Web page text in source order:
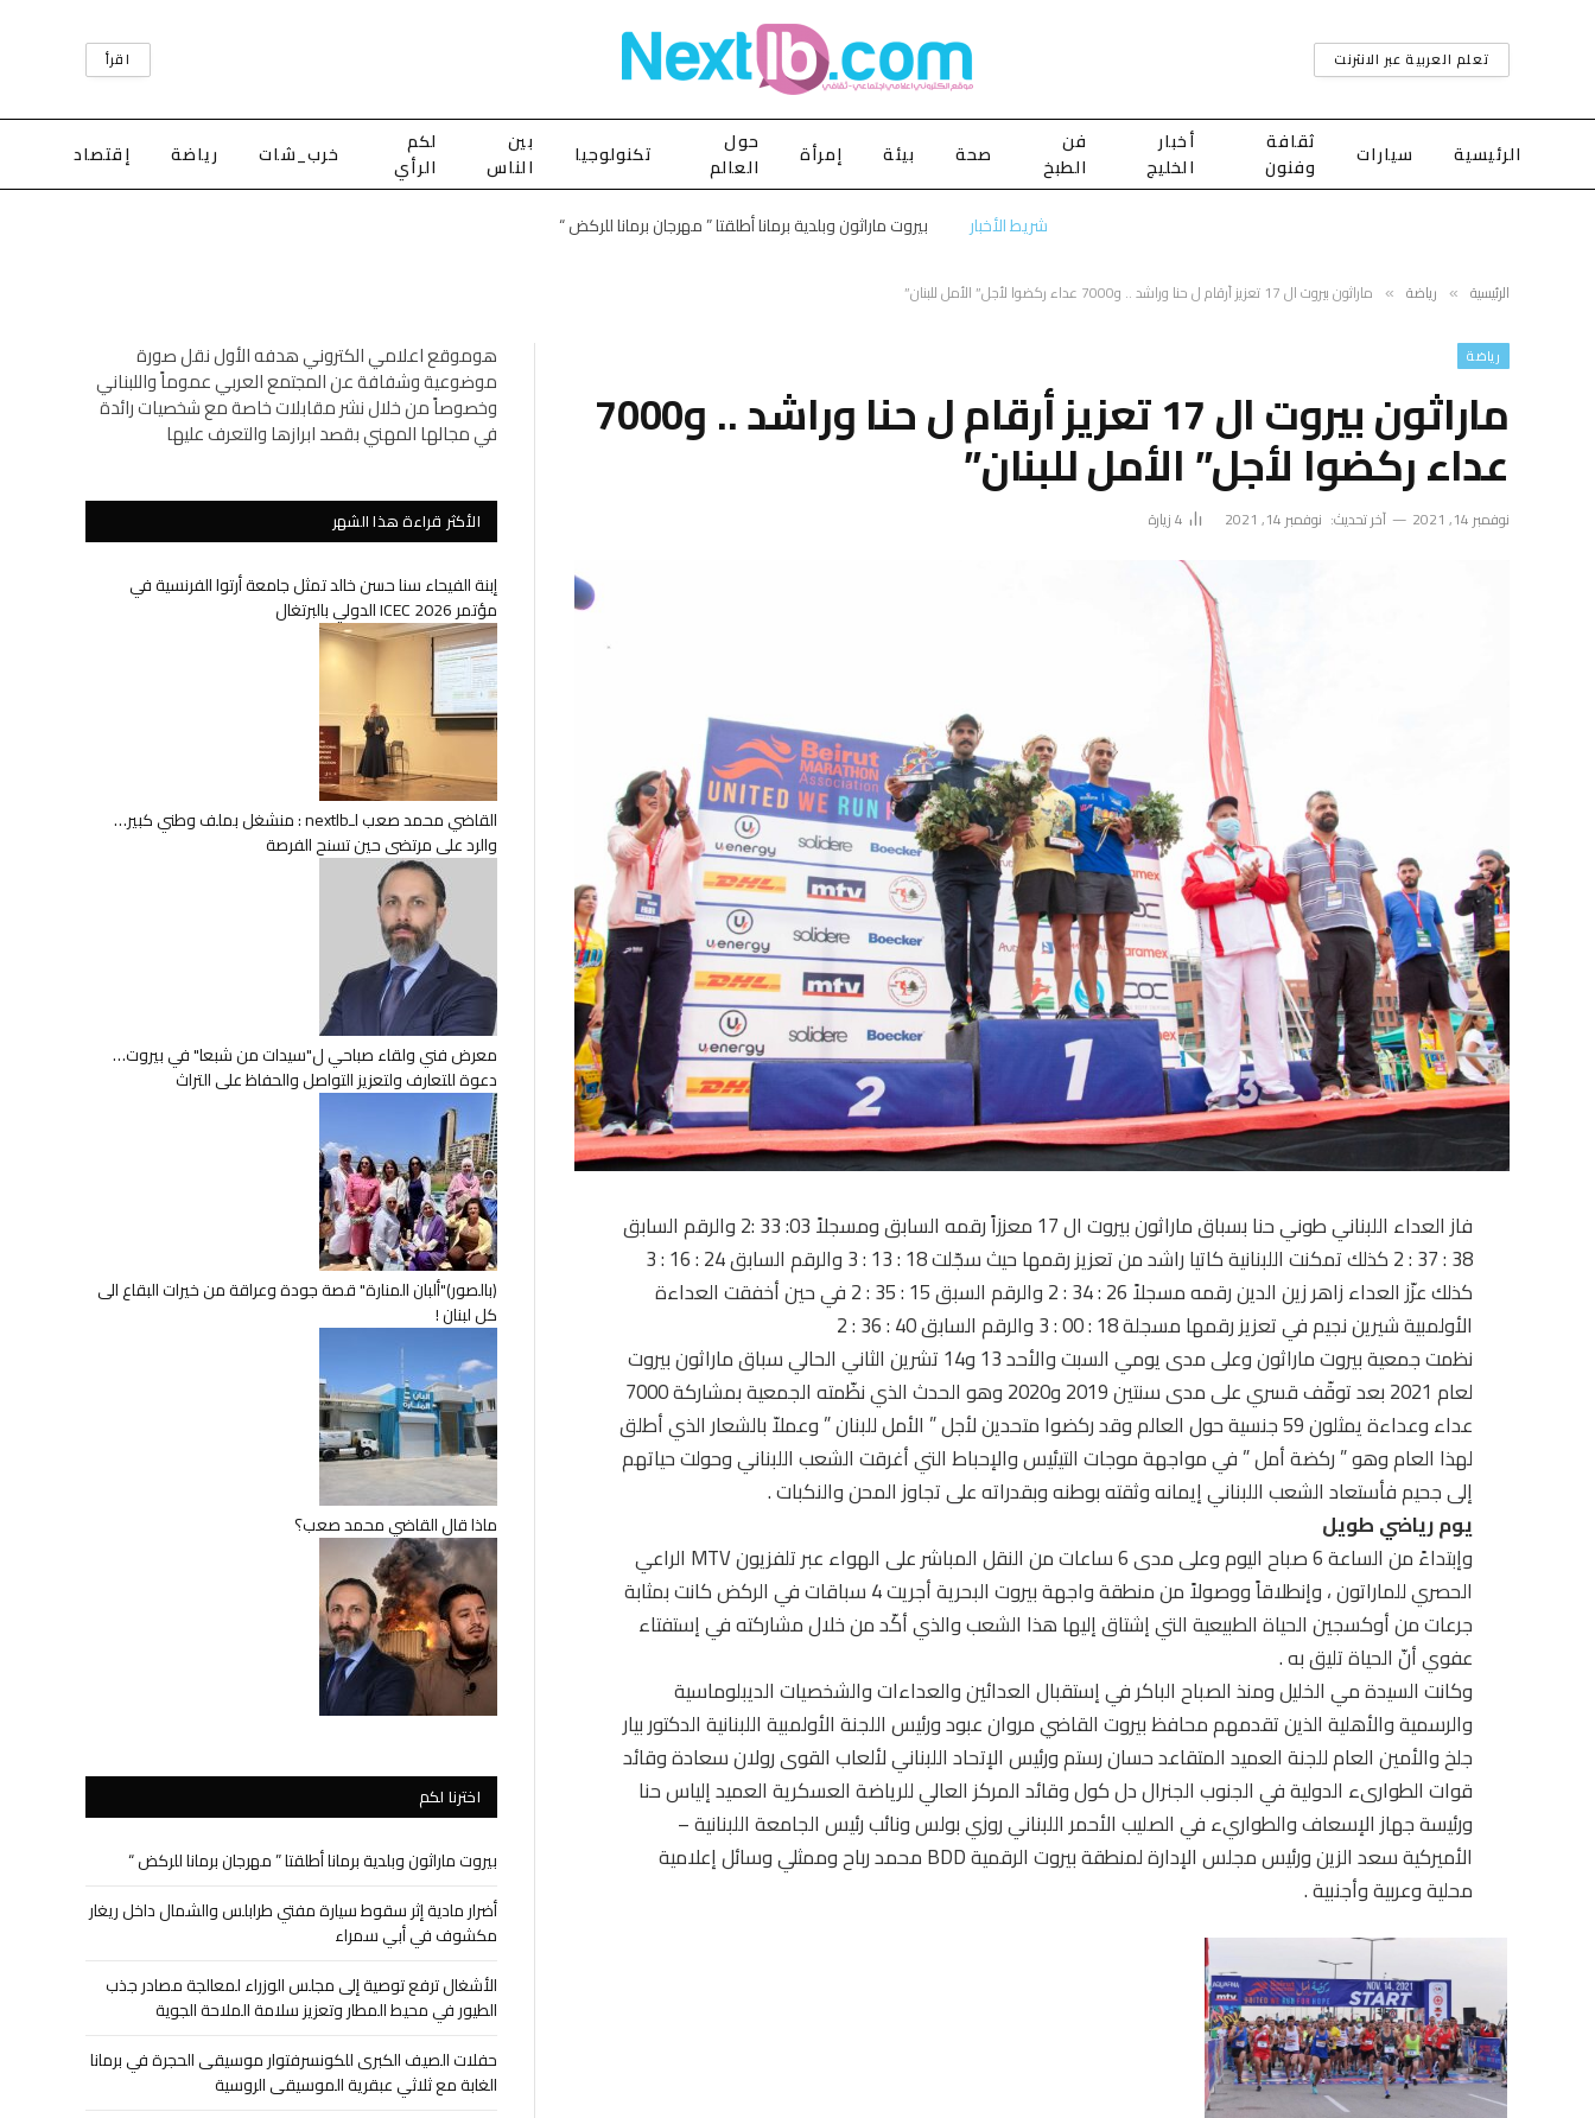
تعلم العربية عبر الانترنت اقرأ
الرئيسية سيارات
ثقافة
وفنون
أخبار
الخليج
فن
الطبخ
صحة بيئة إمرأة
حول
العالم
تكنولوجيا
بين
الناس
لكم
الرأي
خرب_شات رياضة إقتصاد
شريط الأخبار بيروت ماراثون وبلدية برمانا أطلقتا ” مهرجان برمانا للركض “
الرئيسية » رياضة » ماراثون بيروت ال 17 تعزيز أرقام ل حنا وراشد .. و7000 عداء ركضوا لأجل” الأمل للبنان”
رياضة
ماراثون بيروت ال 17 تعزيز أرقام ل حنا وراشد .. و7000
عداء ركضوا لأجل” الأمل للبنان”
نوفمبر 14, 2021 آخر تحديث: نوفمبر 14, 2021 4زيارة
فاز العداء اللبناني طوني حنا بسباق ماراثون بيروت ال 17 معززاً رقمه السابق ومسجلاً 03: 33 :2 والرقم السابق
38 : 37 : 2 كذلك تمكنت اللبنانية كاتيا راشد من تعزيز رقمها حيث سجّلت 18 : 13 : 3 والرقم السابق 24 : 16 : 3
كذلك عزّز العداء زاهر زين الدين رقمه مسجلاً 26 : 34 : 2 والرقم السبق 15 : 35 : 2 في حين أخفقت العداءة
الأولمبية شيرين نجيم في تعزيز رقمها مسجلة 18 : 00 : 3 والرقم السابق 40 : 36 : 2
نظمت جمعية بيروت ماراثون وعلى مدى يومي السبت والأحد 13 و14 تشرين الثاني الحالي سباق ماراثون بيروت
لعام 2021 بعد توقّف قسري على مدى سنتين 2019 و2020 وهو الحدث الذي نظّمته الجمعية بمشاركة 7000
عداء وعداءة يمثلون 59 جنسية حول العالم وقد ركضوا متحدين لأجل ” الأمل للبنان ” وعملاّ بالشعار الذي أطلق
لهذا العام وهو ” ركضة أمل ” في مواجهة موجات التيئيس والإحباط التي أغرقت الشعب اللبناني وحولت حياتهم
إلى جحيم فأستعاد الشعب اللبناني إيمانه وثقته بوطنه وبقدراته على تجاوز المحن والنكبات .
يوم رياضي طويل
وإبتداءً من الساعة 6 صباح اليوم وعلى مدى 6 ساعات من النقل المباشر على الهواء عبر تلفزيون MTV الراعي
الحصري للماراتون ، وإنطلاقاً ووصولاً من منطقة واجهة بيروت البحرية أجريت 4 سباقات في الركض كانت بمثابة
جرعات من أوكسجين الحياة الطبيعية التي إشتاق إليها هذا الشعب والذي أكّد من خلال مشاركته في إستفتاء
عفوي أنّ الحياة تليق به .
وكانت السيدة مي الخليل ومنذ الصباح الباكر في إستقبال العدائين والعداءات والشخصيات الديبلوماسية
والرسمية والأهلية الذين تقدمهم محافظ بيروت القاضي مروان عبود ورئيس اللجنة الأولمبية اللبنانية الدكتور بيار
جلخ والأمين العام للجنة العميد المتقاعد حسان رستم ورئيس الإتحاد اللبناني لألعاب القوى رولان سعادة وقائد
قوات الطوارىء الدولية في الجنوب الجنرال دل كول وقائد المركز العالي للرياضة العسكرية العميد إلياس حنا
ورئيسة جهاز الإسعاف والطواريء في الصليب الأحمر اللبناني روزي بولس ونائب رئيس الجامعة اللبنانية –
الأميركية سعد الزين ورئيس مجلس الإدارة لمنطقة بيروت الرقمية BDD محمد رباح وممثلي وسائل إعلامية
محلية وعربية وأجنبية .
هوموقع اعلامي الكتروني هدفه الأول نقل صورة
موضوعية وشفافة عن المجتمع العربي عموماً واللبناني
وخصوصاً من خلال نشر مقابلات خاصة مع شخصيات رائدة
في مجالها المهني بقصد ابرازها والتعرف عليها
الأكثر قراءة هذا الشهر
إبنة الفيحاء سنا حسن خالد تمثل جامعة أرتوا الفرنسية في
مؤتمر ICEC 2026 الدولي بالبرتغال
القاضي محمد صعب لـnextlb : منشغل بملف وطني كبير…
والرد على مرتضى حين تسنح الفرصة
معرض فني ولقاء صباحي ل"سيدات من شبعا" في بيروت…
دعوة للتعارف ولتعزيز التواصل والحفاظ على التراث
(بالصور)"ألبان المنارة" قصة جودة وعراقة من خيرات البقاع الى
كل لبنان !
ماذا قال القاضي محمد صعب؟
اخترنا لكم
بيروت ماراثون وبلدية برمانا أطلقتا ” مهرجان برمانا للركض “
أضرار مادية إثر سقوط سيارة مفتي طرابلس والشمال داخل ريغار
مكشوف في أبي سمراء
الأشغال ترفع توصية إلى مجلس الوزراء لمعالجة مصادر جذب
الطيور في محيط المطار وتعزيز سلامة الملاحة الجوية
حفلات الصيف الكبرى للكونسرفتوار موسيقى الحجرة في برمانا
الغابة مع ثلاثي عبقرية الموسيقى الروسية